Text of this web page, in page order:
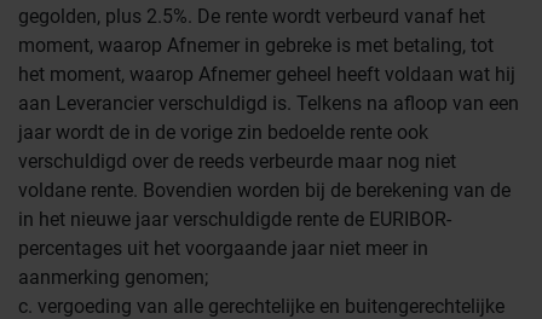
gegolden, plus 2.5%. De rente wordt verbeurd vanaf het
moment, waarop Afnemer in gebreke is met betaling, tot
het moment, waarop Afnemer geheel heeft voldaan wat hij
aan Leverancier verschuldigd is. Telkens na afloop van een
jaar wordt de in de vorige zin bedoelde rente ook
verschuldigd over de reeds verbeurde maar nog niet
voldane rente. Bovendien worden bij de berekening van de
in het nieuwe jaar verschuldigde rente de EURIBOR-
percentages uit het voorgaande jaar niet meer in
aanmerking genomen;
c. vergoeding van alle gerechtelijke en buitengerechtelijke